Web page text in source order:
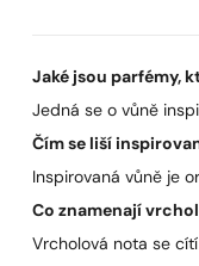
Jaké jsou parfémy,
Jedná se o vůně
Čím se liší
Inspirovaná vůně je
Co znamenají
Vrcholová nota se